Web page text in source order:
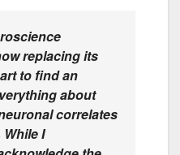
replacing its
to find an
about
correlates
I